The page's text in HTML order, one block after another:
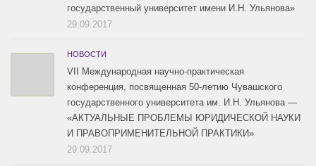
государственный университет имени И.Н. Ульянова»
29.09.2017
НОВОСТИ
VII Международная научно-практическая
конференция, посвященная 50-летию Чувашского
государственного университета им. И.Н. Ульянова —
«АКТУАЛЬНЫЕ ПРОБЛЕМЫ ЮРИДИЧЕСКОЙ НАУКИ
И ПРАВОПРИМЕНИТЕЛЬНОЙ ПРАКТИКИ»
29.09.2017